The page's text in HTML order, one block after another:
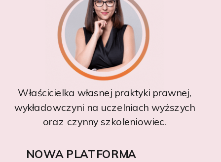
Właścicielka własnej praktyki prawnej,
wykładowczyni na uczelniach wyższych
oraz czynny szkoleniowiec.
NOWA PLATFORMA